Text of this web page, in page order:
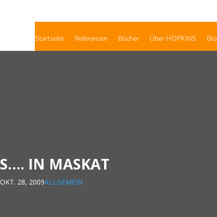
Startseite Referenzen Bücher Über HOPKINS
S…. IN MASKAT
OKT. 28, 2009ALLGEMEIN